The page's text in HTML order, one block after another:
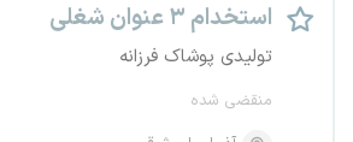
استخدام ۳ عنوان شغلی
تولیدی پوشاک فرزانه
منقضی شده